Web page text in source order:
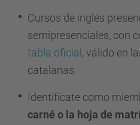
Cursos de inglés
semipresenciales, con
tabla oficial , válido en
catalanas.
Identifícate como
carné o la hoja de